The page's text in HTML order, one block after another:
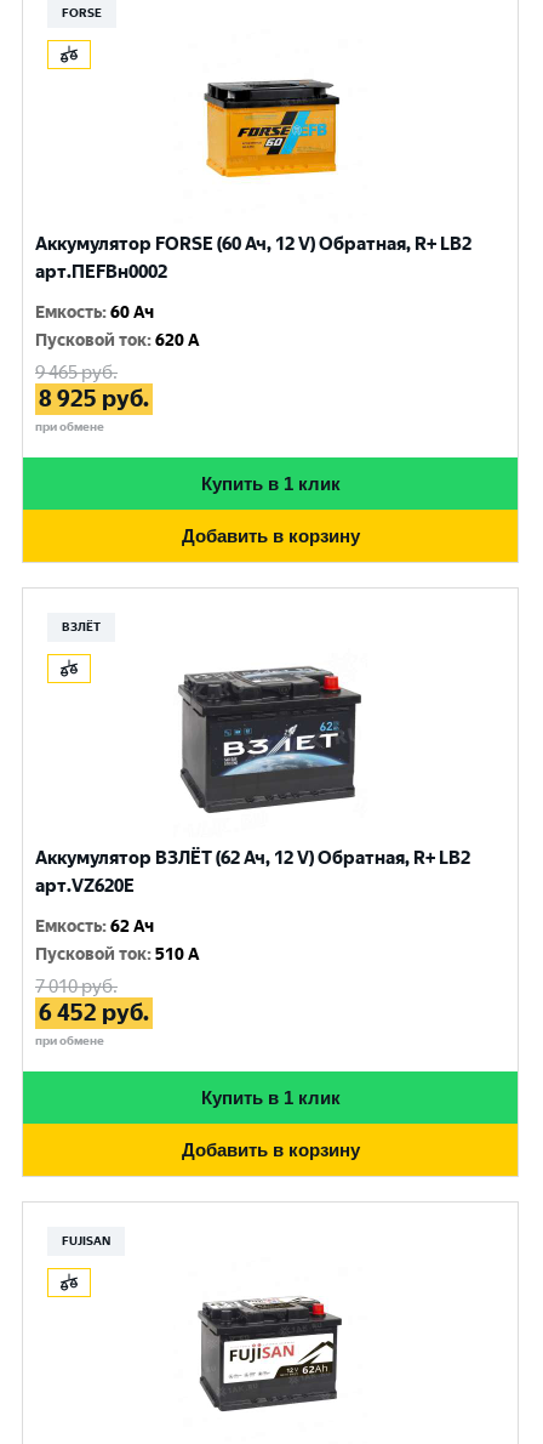
FORSE
Аккумулятор FORSE (60 Ач, 12 V) Обратная, R+ LB2
арт.ПEFBн0002
Емкость:60 Ач
Пусковой ток:620 A
9 465руб.
8 925 руб.
при обмене
Купить в 1 клик
Добавить в корзину
ВЗЛЁТ
Аккумулятор ВЗЛЁТ (62 Ач, 12 V) Обратная, R+ LB2
арт.VZ620E
Емкость:62 Ач
Пусковой ток:510 A
7 010руб.
6 452 руб.
при обмене
Купить в 1 клик
Добавить в корзину
FUJISAN